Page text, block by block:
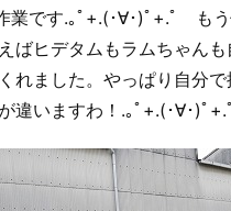
業です.｡ﾟ+.(･∀･)ﾟ+.ﾟ も
ばヒデタムもラムちゃん
れました。やっぱり自分
違いますわ！.｡ﾟ+.(･∀･)ﾟ+.ﾟ